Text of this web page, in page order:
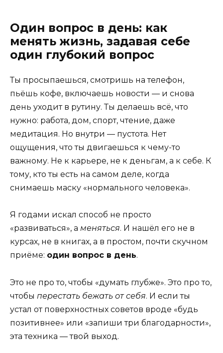
Один вопрос в день: как
менять жизнь, задавая себе
один глубокий вопрос
Ты просыпаешься, смотришь на телефон,
пьёшь кофе, включаешь новости — и снова
день уходит в рутину. Ты делаешь всё, что
нужно: работа, дом, спорт, чтение, даже
медитация. Но внутри — пустота. Нет
ощущения, что ты двигаешься к чему-то
важному. Не к карьере, не к деньгам, а к себе. К
тому, кто ты есть на самом деле, когда
снимаешь маску «нормального человека».
Я годами искал способ не просто
«развиваться», а меняться. И нашёл его не в
курсах, не в книгах, а в простом, почти скучном
приёме: один вопрос в день.
Это не про то, чтобы «думать глубже». Это про то,
чтобы перестать бежать от себя. И если ты
устал от поверхностных советов вроде «будь
позитивнее» или «запиши три благодарности»,
эта техника — твой выход.